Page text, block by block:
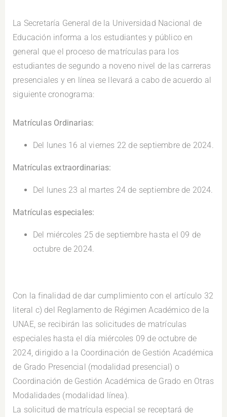
La Secretaría General de la Universidad Nacional de
Educación informa a los estudiantes y público en
general que el proceso de matrículas para los
estudiantes de segundo a noveno nivel de las carreras
presenciales y en línea se llevará a cabo de acuerdo al
siguiente cronograma:
Matrículas Ordinarias:
Del lunes 16 al viernes 22 de septiembre de 2024.
Matrículas extraordinarias:
Del lunes 23 al martes 24 de septiembre de 2024.
Matrículas especiales:
Del miércoles 25 de septiembre hasta el 09 de
octubre de 2024.
Con la finalidad de dar cumplimiento con el artículo 32
literal c) del Reglamento de Régimen Académico de la
UNAE, se recibirán las solicitudes de matrículas
especiales hasta el día miércoles 09 de octubre de
2024, dirigido a la Coordinación de Gestión Académica
de Grado Presencial (modalidad presencial) o
Coordinación de Gestión Académica de Grado en Otras
Modalidades (modalidad línea).
La solicitud de matrícula especial se receptará de